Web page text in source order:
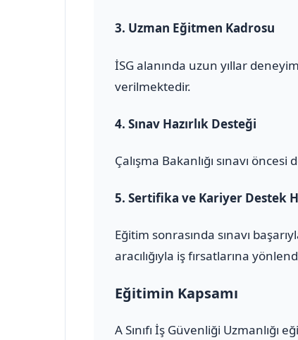
3. Uzman Eğitmen Kadrosu
İSG alanında uzun yıllar
verilmektedir.
4. Sınav Hazırlık Desteği
Çalışma Bakanlığı sınavı
5. Sertifika ve Kariyer Destek
Eğitim sonrasında sınavı
aracılığıyla iş fırsatlarına
Eğitimin Kapsamı
A Sınıfı İş Güvenliği